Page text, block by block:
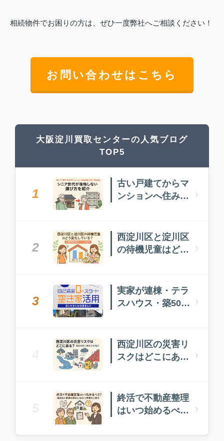
相続物件でお困りの方は、ぜひ一度弊社へご相談ください！
お問い合わせはこちら
大阪淀川買取センターの人気ブログ
TOP5
1
古い戸建てからマ
ンションへ住み替
›
2
西淀川区と淀川区
の待機児童はどう
も紹介
›
3
実家が連棟・テラ
スハウス・築50年
›
西淀川区の災害リ
スクはどこにあ
›
終活で不動産整理
はいつ始めるべ
の安心に役立つ手
›